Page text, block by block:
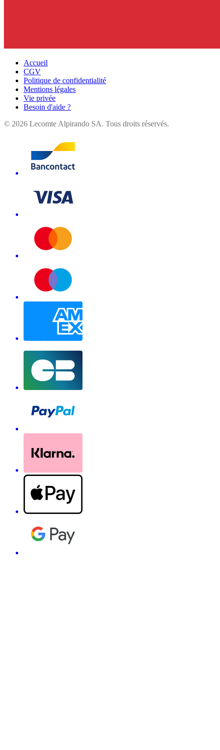
Accueil
CGV
Politique de confidentialité
Mentions légales
Vie privée
Besoin d'aide ?
© 2026 Lecomte Alpirando SA. Tous droits réservés.